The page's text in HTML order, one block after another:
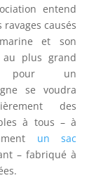
entend
causés
et son
au plus grand
pour un
se voudra
des
à tous – à
un sac
– fabriqué à